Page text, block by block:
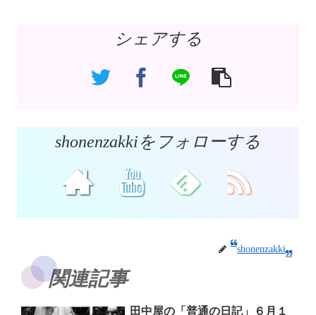
シェアする
shonenzakkiをフォローする
shonenzakki
関連記事
田中屋の「普通の日記」６月１